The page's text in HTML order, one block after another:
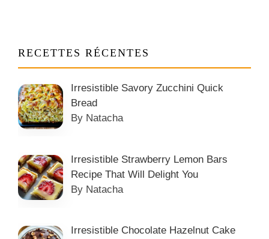
RECETTES RÉCENTES
Irresistible Savory Zucchini Quick
Bread
By Natacha
Irresistible Strawberry Lemon Bars
Recipe That Will Delight You
By Natacha
Irresistible Chocolate Hazelnut Cake